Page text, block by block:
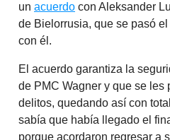
un acuerdo con Aleksander
de Bielorrusia, que se pasó
con él.
El acuerdo garantiza la
de PMC Wagner y que se les
delitos, quedando así con
sabía que había llegado el
porque acordaron regresar a